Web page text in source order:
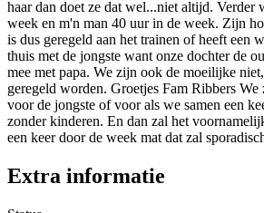
haar dan doet ze dat wel...niet altijd. Verder
week en m'n man 40 uur in de week. Zijn
is dus geregeld aan het trainen of heeft een
thuis met de jongste want onze dochter de
mee met papa. We zijn ook de moeilijke
geregeld worden. Groetjes Fam Ribbers We
voor de jongste of voor als we samen een
zonder kinderen. En dan zal het
een keer door de week mat dat zal
Extra informatie